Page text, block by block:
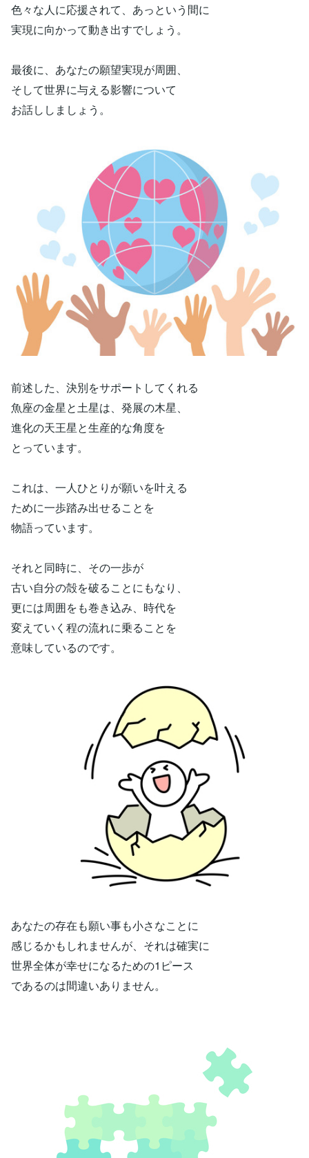
色々な人に応援されて、あっという間に
実現に向かって動き出すでしょう。
最後に、あなたの願望実現が周囲、
そして世界に与える影響について
お話ししましょう。
前述した、決別をサポートしてくれる
魚座の金星と土星は、発展の木星、
進化の天王星と生産的な角度を
とっています。
これは、一人ひとりが願いを叶える
ために一歩踏み出せることを
物語っています。
それと同時に、その一歩が
古い自分の殻を破ることにもなり、
更には周囲をも巻き込み、時代を
変えていく程の流れに乗ることを
意味しているのです。
あなたの存在も願い事も小さなことに
感じるかもしれませんが、それは確実に
世界全体が幸せになるための1ピース
であるのは間違いありません。